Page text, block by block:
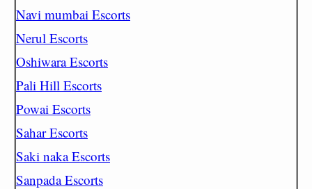
Navi mumbai Escorts
Nerul Escorts
Oshiwara Escorts
Pali Hill Escorts
Powai Escorts
Sahar Escorts
Saki naka Escorts
Sanpada Escorts